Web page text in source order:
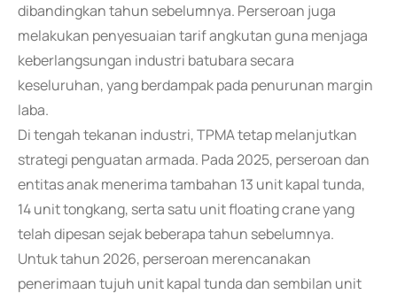
dibandingkan tahun sebelumnya. Perseroan juga
melakukan penyesuaian tarif angkutan guna menjaga
keberlangsungan industri batubara secara
keseluruhan, yang berdampak pada penurunan margin
laba.
Di tengah tekanan industri, TPMA tetap melanjutkan
strategi penguatan armada. Pada 2025, perseroan dan
entitas anak menerima tambahan 13 unit kapal tunda,
14 unit tongkang, serta satu unit floating crane yang
telah dipesan sejak beberapa tahun sebelumnya.
Untuk tahun 2026, perseroan merencanakan
penerimaan tujuh unit kapal tunda dan sembilan unit